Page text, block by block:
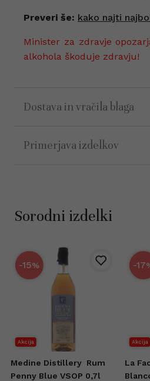
Preveri še: kako najti
Minister za zdravje
alkohola škoduje zdravju!
Dostava in vračila blaga
Primerjava izdelkov
Sorodni izdelki
-15%
Akcija
Medine Distillery Rum
Penny Blue VSOP 0,7l
-17
Akcija
La